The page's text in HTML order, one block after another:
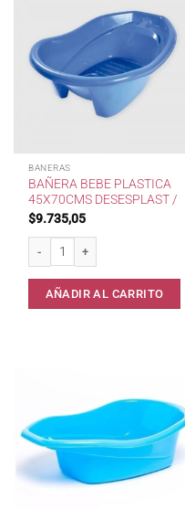
BANERAS
BAÑERA BEBE PLASTICA
45X70CMS DESESPLAST /
$9.735,05
Bañera Bebe Plastica
AÑADIR AL CARRITO